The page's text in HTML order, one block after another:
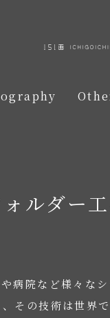
ォルダー
病院など様々な
その技術は世界